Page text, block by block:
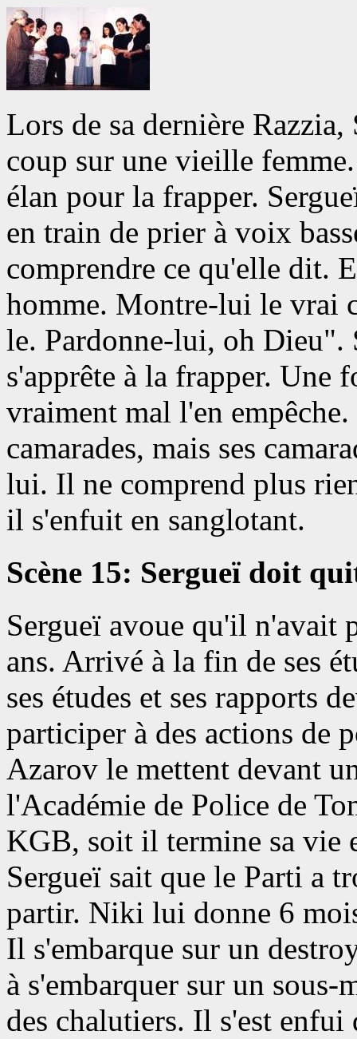
Lors de sa dernière
coup sur une vieille
élan pour la frapper.
en train de prier à voix
comprendre ce qu'elle dit.
homme. Montre-lui le vrai
le. Pardonne-lui, oh Dieu".
s'apprête à la frapper. Une
vraiment mal l'en
camarades, mais ses
lui. Il ne comprend plus
il s'enfuit en sanglotant.
Scène 15: Sergueï doit
Sergueï avoue qu'il n'avait
ans. Arrivé à la fin de ses
ses études et ses rapports
participer à des actions de
Azarov le mettent devant
l'Académie de Police de
KGB, soit il termine sa vie
Sergueï sait que le Parti a
partir. Niki lui donne 6
Il s'embarque sur un
à s'embarquer sur un
des chalutiers. Il s'est